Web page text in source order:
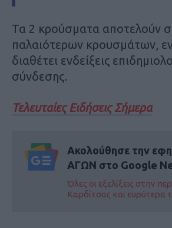
Τα 2 κρούσματα αποτελούν
παλαιότερων κρουσμάτων,
διαθέτει ενδείξεις
σύνδεσης.
Τελευταίες Ειδήσεις Σήμερα
Ακολούθησε την
ΑΓΩΝ στο Google
Όλες οι εξελίξεις στην
Καρδίτσας και ευρύτερα